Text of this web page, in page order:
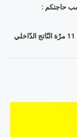
رأس مال Google يصل إلى 500 مليار دولار , أي 11 مرّة النّاتج الدّاخلي